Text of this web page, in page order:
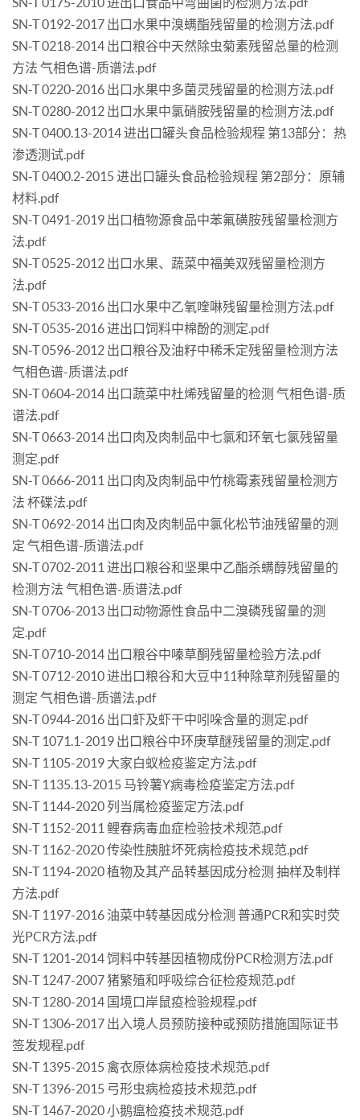
SN-T 0192-2017 出口水果中溴螨酯残留量的检测方法.pdf
SN-T 0218-2014 出口粮谷中天然除虫菊素残留总量的检测
方法 气相色谱-质谱法.pdf
SN-T 0220-2016 出口水果中多菌灵残留量的检测方法.pdf
SN-T 0280-2012 出口水果中氯硝胺残留量的检测方法.pdf
SN-T 0400.13-2014 进出口罐头食品检验规程 第13部分：热
渗透测试.pdf
SN-T 0400.2-2015 进出口罐头食品检验规程 第2部分：原辅
材料.pdf
SN-T 0491-2019 出口植物源食品中苯氟磺胺残留量检测方
法.pdf
SN-T 0525-2012 出口水果、蔬菜中福美双残留量检测方
法.pdf
SN-T 0533-2016 出口水果中乙氧喹啉残留量检测方法.pdf
SN-T 0535-2016 进出口饲料中棉酚的测定.pdf
SN-T 0596-2012 出口粮谷及油籽中稀禾定残留量检测方法
气相色谱-质谱法.pdf
SN-T 0604-2014 出口蔬菜中杜烯残留量的检测 气相色谱-质
谱法.pdf
SN-T 0663-2014 出口肉及肉制品中七氯和环氧七氯残留量
测定.pdf
SN-T 0666-2011 出口肉及肉制品中竹桃霉素残留量检测方
法 杯碟法.pdf
SN-T 0692-2014 出口肉及肉制品中氯化松节油残留量的测
定 气相色谱-质谱法.pdf
SN-T 0702-2011 进出口粮谷和坚果中乙酯杀螨醇残留量的
检测方法 气相色谱-质谱法.pdf
SN-T 0706-2013 出口动物源性食品中二溴磷残留量的测
定.pdf
SN-T 0710-2014 出口粮谷中嗪草酮残留量检验方法.pdf
SN-T 0712-2010 进出口粮谷和大豆中11种除草剂残留量的
测定 气相色谱-质谱法.pdf
SN-T 0944-2016 出口虾及虾干中吲哚含量的测定.pdf
SN-T 1071.1-2019 出口粮谷中环庚草醚残留量的测定.pdf
SN-T 1105-2019 大家白蚁检疫鉴定方法.pdf
SN-T 1135.13-2015 马铃薯Y病毒检疫鉴定方法.pdf
SN-T 1144-2020 列当属检疫鉴定方法.pdf
SN-T 1152-2011 鲤春病毒血症检验技术规范.pdf
SN-T 1162-2020 传染性胰脏坏死病检疫技术规范.pdf
SN-T 1194-2020 植物及其产品转基因成分检测 抽样及制样
方法.pdf
SN-T 1197-2016 油菜中转基因成分检测 普通PCR和实时荧
光PCR方法.pdf
SN-T 1201-2014 饲料中转基因植物成份PCR检测方法.pdf
SN-T 1247-2007 猪繁殖和呼吸综合征检疫规范.pdf
SN-T 1280-2014 国境口岸鼠疫检验规程.pdf
SN-T 1306-2017 出入境人员预防接种或预防措施国际证书
签发规程.pdf
SN-T 1395-2015 禽衣原体病检疫技术规范.pdf
SN-T 1396-2015 弓形虫病检疫技术规范.pdf
SN-T 1467-2020 小鹅瘟检疫技术规范.pdf